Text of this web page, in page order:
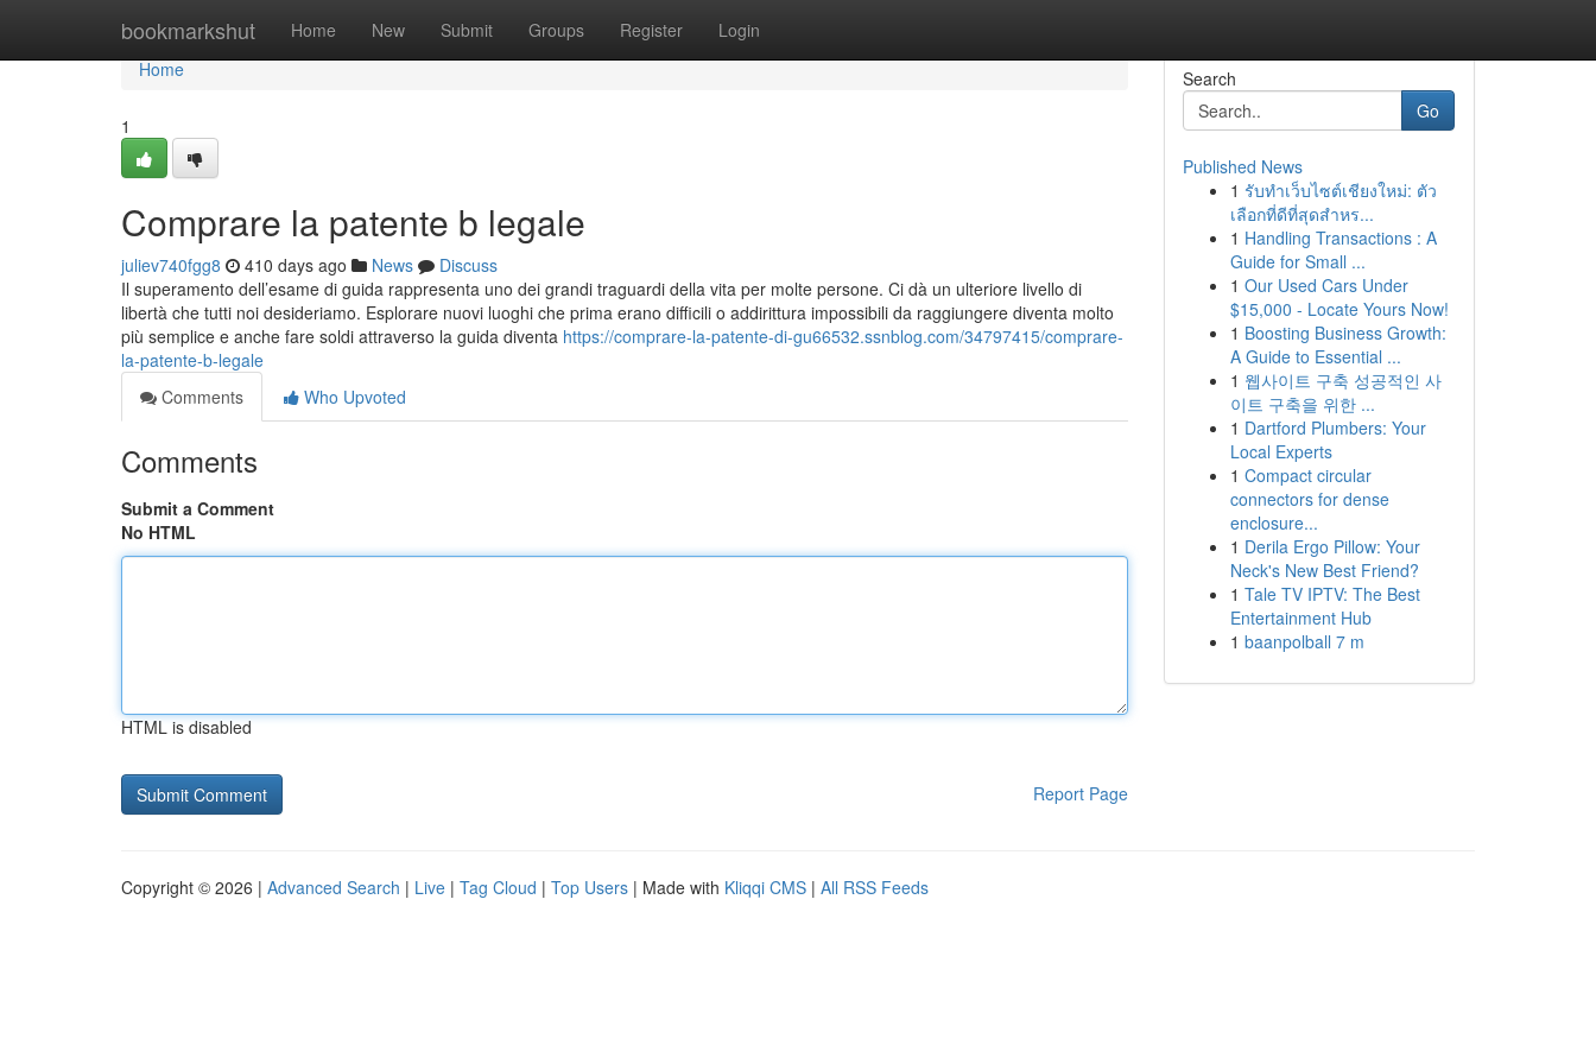
bookmarkshut Home New Submit Groups Register Login
Home
Home
1
Comprare la patente b legale
juliev740fgg8 410 days ago News
Discuss
Il superamento dell’esame di guida rappresenta uno dei grandi traguardi della vita per molte persone. Ci dà un ulteriore livello di
libertà che tutti noi desideriamo. Esplorare nuovi luoghi che prima erano difficili o addirittura impossibili da raggiungere diventa molto
più semplice e anche fare soldi attraverso la guida diventa https://comprare-la-patente-di-gu66532.ssnblog.com/34797415/comprare-
la-patente-b-legale
Comments
Who Upvoted
Comments
Submit a Comment
No HTML
HTML is disabled
Report Page
Search
Go
Published News
1 รับทำเว็บไซต์เชียงใหม่: ตัว
เลือกที่ดีที่สุดสำหร...
1 Handling Transactions : A
Guide for Small ...
1 Our Used Cars Under
$15,000 - Locate Yours Now!
1 Boosting Business Growth:
A Guide to Essential ...
1 웹사이트 구축 성공적인 사
이트 구축을 위한 ...
1 Dartford Plumbers: Your
Local Experts
1 Compact circular
connectors for dense
enclosure...
1 Derila Ergo Pillow: Your
Neck's New Best Friend?
1 Tale TV IPTV: The Best
Entertainment Hub
1 baanpolball 7 m
Copyright © 2026 | Advanced Search | Live | Tag Cloud | Top Users | Made with Kliqqi CMS | All RSS Feeds